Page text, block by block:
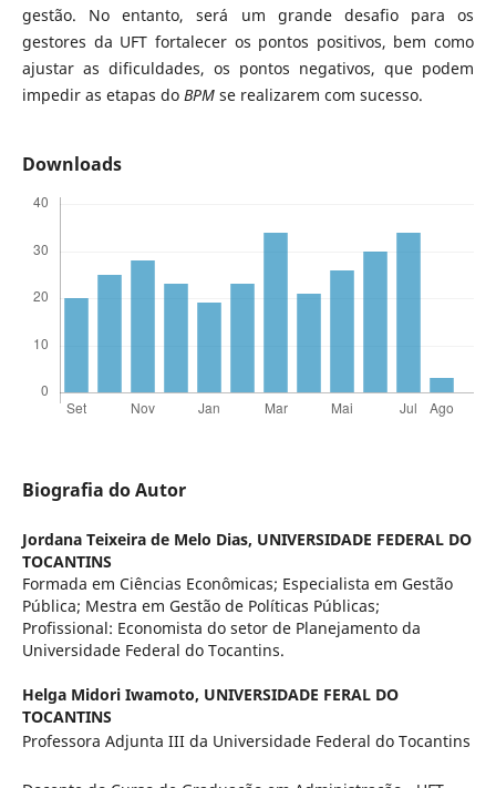
gestão. No entanto, será um grande desafio para os
gestores da UFT fortalecer os pontos positivos, bem como
ajustar as dificuldades, os pontos negativos, que podem
impedir as etapas do BPMse realizarem com sucesso.
Downloads
Biografia do Autor
Jordana Teixeira de Melo Dias, UNIVERSIDADE FEDERAL DO
TOCANTINS
Formada em Ciências Econômicas; Especialista em Gestão
Pública; Mestra em Gestão de Políticas Públicas;
Profissional: Economista do setor de Planejamento da
Universidade Federal do Tocantins.
Helga Midori Iwamoto, UNIVERSIDADE FERAL DO
TOCANTINS
Professora Adjunta III da Universidade Federal do Tocantins